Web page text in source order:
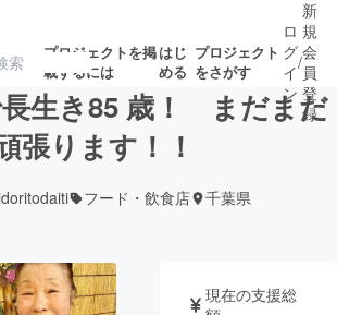
プロジェクトを掲
載するには
はじ
める
プロジェクト
をさがす
ジェクト
募集終了が近いプ
ロジェクト
されます
写真 音楽
ロ
グ
イ
ン
/
新
規
会
員
登
録
生き85 歳！ まだまだ
張ります！！
フード・飲食店 千葉県
現在の支援総